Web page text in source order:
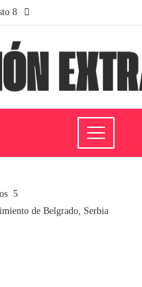
8
de Belgrado, Serbia